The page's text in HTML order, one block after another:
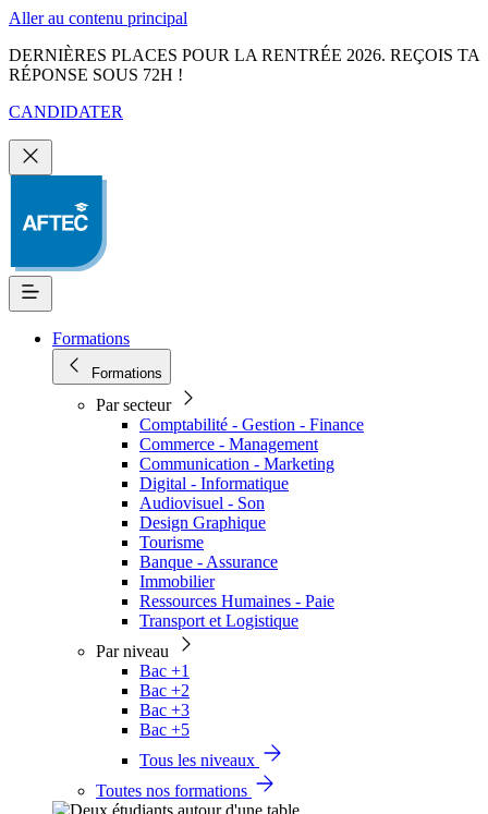
Aller au contenu principal
DERNIÈRES PLACES POUR LA RENTRÉE 2026. REÇOIS TA
RÉPONSE SOUS 72H !
CANDIDATER
Formations
Formations
Par secteur
Comptabilité - Gestion - Finance
Commerce - Management
Communication - Marketing
Digital - Informatique
Audiovisuel - Son
Design Graphique
Tourisme
Banque - Assurance
Immobilier
Ressources Humaines - Paie
Transport et Logistique
Par niveau
Bac +1
Bac +2
Bac +3
Bac +5
Tous les niveaux
Toutes nos formations